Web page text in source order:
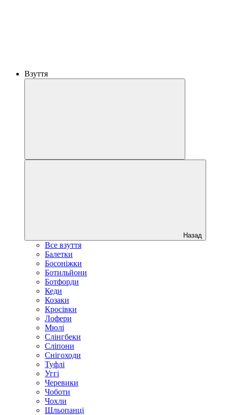
Взуття
Назад
Все взуття
Балетки
Босоніжки
Ботильйони
Ботфорди
Кеди
Козаки
Кросівки
Лофери
Мюлі
Слінгбеки
Сліпони
Снігоходи
Туфлі
Уггі
Черевики
Чоботи
Чохли
Шльопанці